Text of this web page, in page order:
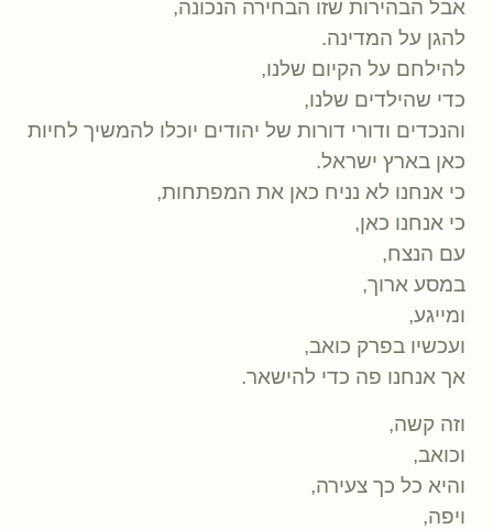
אבל הבהירות שזו הבחירה הנכונה,
להגן על המדינה.
להילחם על הקיום שלנו,
כדי שהילדים שלנו,
והנכדים ודורי דורות של יהודים יוכלו להמשיך לחיות
כאן בארץ ישראל.
כי אנחנו לא נניח כאן את המפתחות,
כי אנחנו כאן,
עם הנצח,
במסע ארוך,
ומייגע,
ועכשיו בפרק כואב,
אך אנחנו פה כדי להישאר.
וזה קשה,
וכואב,
והיא כל כך צעירה,
ויפה,